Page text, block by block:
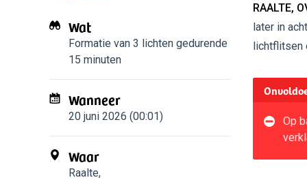
Wat
Formatie van 3 lichten gedurende
15 minuten
Wanneer
20 juni 2026 (00:01)
Waar
Raalte,
RAALTE,
later in
lichtflitsen
Op